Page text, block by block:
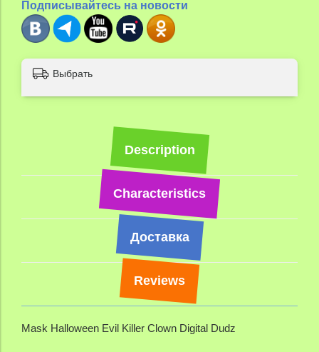
Подписывайтесь на новости
Выбрать
Description
Characteristics
Доставка
Reviews
Mask Halloween Evil Killer Clown Digital Dudz